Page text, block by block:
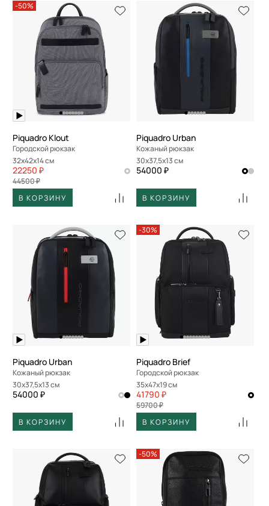
-50%
Piquadro Klout
Городской рюкзак
32x42x14 см
22250 ₽
44500 ₽
В КОРЗИНУ
Piquadro Urban
Кожаный рюкзак
30x37,5x13 см
54000 ₽
В КОРЗИНУ
Piquadro Urban
Кожаный рюкзак
30x37,5x13 см
54000 ₽
В КОРЗИНУ
-30%
Piquadro Brief
Городской рюкзак
35x47x19 см
41790 ₽
59700 ₽
В КОРЗИНУ
-50%